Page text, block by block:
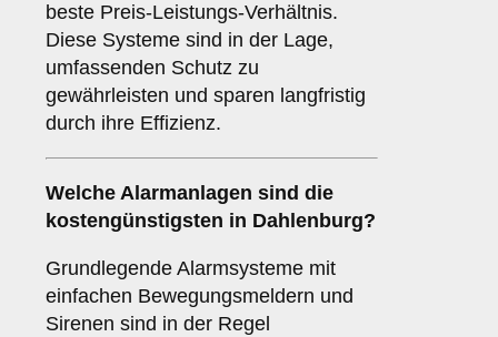
beste Preis-Leistungs-Verhältnis.
Diese Systeme sind in der Lage,
umfassenden Schutz zu
gewährleisten und sparen langfristig
durch ihre Effizienz.
Welche Alarmanlagen sind die
kostengünstigsten in Dahlenburg?
Grundlegende Alarmsysteme mit
einfachen Bewegungsmeldern und
Sirenen sind in der Regel